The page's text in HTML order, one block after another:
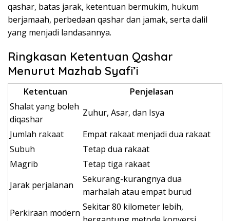
qashar, batas jarak, ketentuan bermukim, hukum
berjamaah, perbedaan qashar dan jamak, serta dalil
yang menjadi landasannya.
Ringkasan Ketentuan Qashar
Menurut Mazhab Syafi’i
Ketentuan
Penjelasan
Shalat yang boleh
diqashar
Zuhur, Asar, dan Isya
Jumlah rakaat
Empat rakaat menjadi dua rakaat
Subuh
Tetap dua rakaat
Magrib
Tetap tiga rakaat
Jarak perjalanan
Sekurang-kurangnya dua
marhalah atau empat burud
Perkiraan modern
Sekitar 80 kilometer lebih,